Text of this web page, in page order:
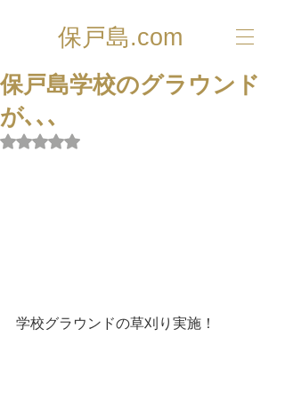
保戸島.com
保戸島学校のグラウンド
が､､､
5つ星のうちNaNと評価されています。
学校グラウンドの草刈り実施！